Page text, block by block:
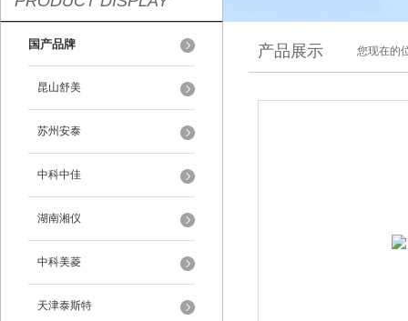
国产品牌
昆山舒美
苏州安泰
中科中佳
湖南湘仪
中科美菱
天津泰斯特
产品展示 您现在的